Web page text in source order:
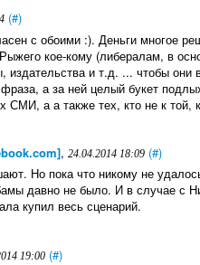
(#)
с обоими :). Деньги многое
кое-кому (либералам, в
и т.д. ... чтобы
а за ней целый букет
СМИ, а а также тех, кто не к той,
, 24.04.2014 18:09 (#)
Но пока что никому не
давно не было. И в случае с
купил весь сценарий.
19:00 (#)